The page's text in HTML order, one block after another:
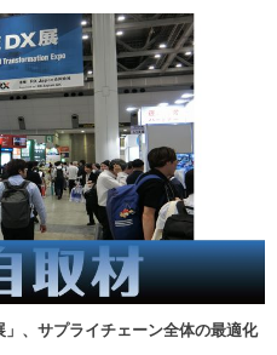
」、サプライチェーン全体の最適化